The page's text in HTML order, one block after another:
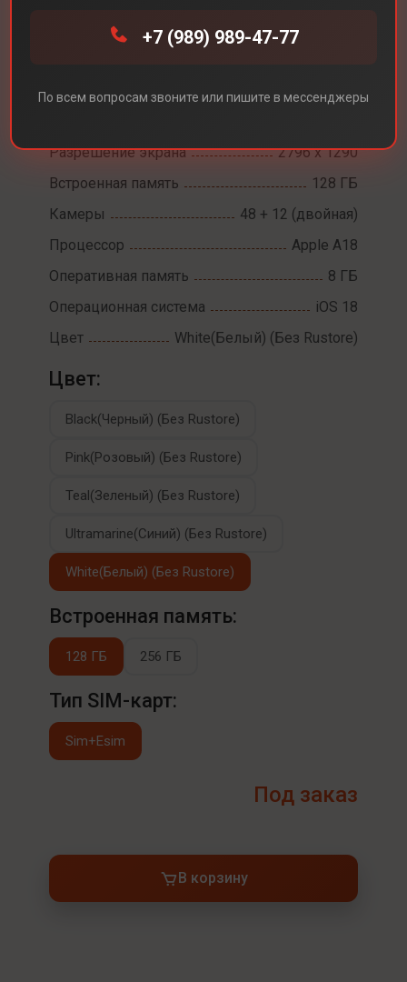
Смартфоны iPhone 16 Plus
Разрешение экрана
2796 x 1290
Встроенная память
128 ГБ
Камеры
48 + 12 (двойная)
Процессор
Apple A18
Оперативная память
8 ГБ
Операционная система
iOS 18
Цвет
White(Белый) (Без Rustore)
Цвет:
Black(Черный) (Без Rustore)
Pink(Розовый) (Без Rustore)
Teal(Зеленый) (Без Rustore)
Ultramarine(Синий) (Без Rustore)
White(Белый) (Без Rustore)
Встроенная память:
128 ГБ 256 ГБ
Тип SIM-карт:
Sim+Esim
Под заказ
В корзину
+7 (989) 989-47-77
По всем вопросам звоните или пишите в мессенджеры